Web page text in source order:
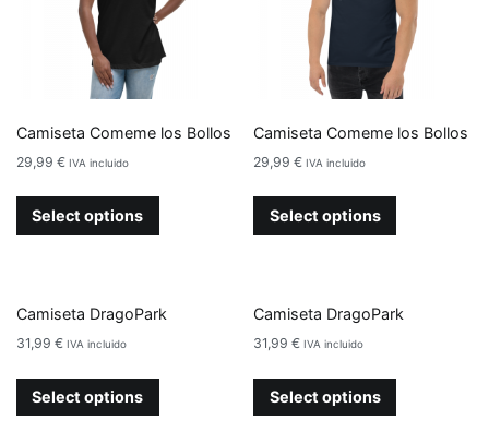
Camiseta Comeme los Bollos
29,99 € IVA incluido
Select options
Camiseta Comeme los Bollos
29,99€ IVA incluido
Select options
Camiseta DragoPark
31,99 € IVA incluido
Select options
Camiseta DragoPark
31,99€ IVA incluido
Select options